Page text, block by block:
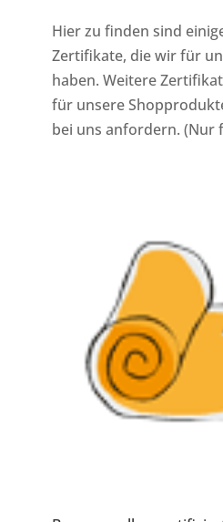
Hier zu finden sind
Zertifikate, die wir für
haben. Weitere
für unsere
bei uns anfordern. (Nur